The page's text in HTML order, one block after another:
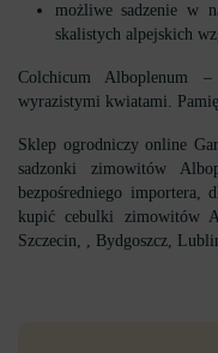
możliwe sadzenie w
skalistych alpejskich
Colchicum Alboplenum
wyrazistymi kwiatami.
Sklep ogrodniczy online
sadzonki zimowitów
bezpośredniego importera,
kupić cebulki zimowitów
Szczecin, , Bydgoszcz,